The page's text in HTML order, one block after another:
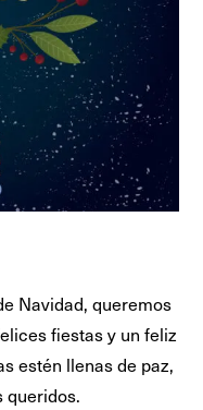
Navidad, queremos
fiestas y un feliz
estén llenas de paz,
queridos.